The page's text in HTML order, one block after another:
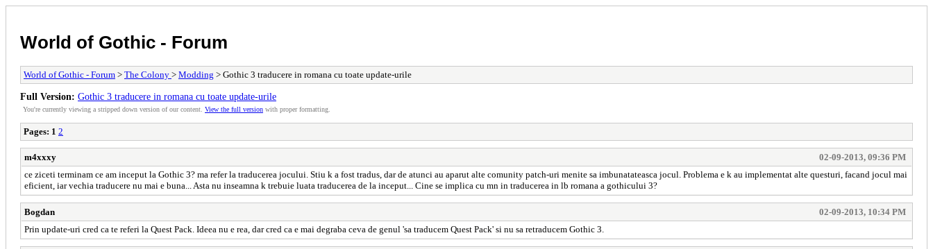
World of Gothic - Forum
World of Gothic - Forum > The Colony > Modding > Gothic 3 traducere in romana cu toate update-urile
Full Version: Gothic 3 traducere in romana cu toate update-urile
You're currently viewing a stripped down version of our content. View the full version with proper formatting.
Pages: 1 2
m4xxxy
02-09-2013, 09:36 PM
ce ziceti terminam ce am inceput la Gothic 3? ma refer la traducerea jocului. Stiu k a fost tradus, dar de atunci au aparut alte comunity patch-uri menite sa imbunatateasca jocul. Problema e k au implementat alte questuri, facand jocul mai
eficient, iar vechia traducere nu mai e buna... Asta nu inseamna k trebuie luata traducerea de la inceput... Cine se implica cu mn in traducerea in lb romana a gothicului 3?
Bogdan
02-09-2013, 10:34 PM
Prin update-uri cred ca te referi la Quest Pack. Ideea nu e rea, dar cred ca e mai degraba ceva de genul 'sa traducem Quest Pack' si nu sa retraducem Gothic 3.